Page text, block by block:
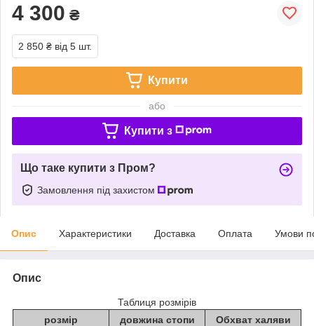
4 300 ₴
2 850 ₴ від 5 шт.
Купити
або
Купити з
Що таке купити з Пром?
Замовлення під захистом
Опис Характеристики Доставка Оплата Умови
Опис
Таблиця розмірів
розмір
довжина стопи
Обхват халяви